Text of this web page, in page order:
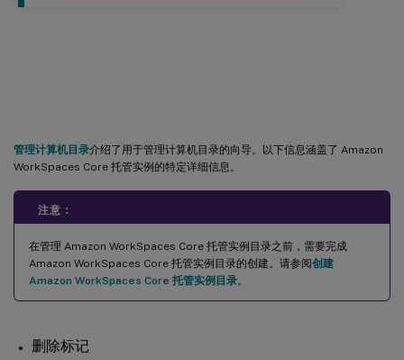
管理计算机目录介绍了用于管理计算机目录的向导。以下信息涵盖了 Amazon
WorkSpaces Core 托管实例的特定详细信息。
注意：
在管理 Amazon WorkSpaces Core 托管实例目录之前，需要完成
Amazon WorkSpaces Core 托管实例目录的创建。请参阅创建
Amazon WorkSpaces Core 托管实例目录。
删除标记